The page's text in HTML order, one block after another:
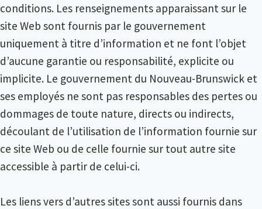
conditions. Les renseignements apparaissant sur le
site Web sont fournis par le gouvernement
uniquement à titre d’information et ne font l’objet
d’aucune garantie ou responsabilité, explicite ou
implicite. Le gouvernement du Nouveau-Brunswick et
ses employés ne sont pas responsables des pertes ou
dommages de toute nature, directs ou indirects,
découlant de l’utilisation de l’information fournie sur
ce site Web ou de celle fournie sur tout autre site
accessible à partir de celui-ci.
Les liens vers d’autres sites sont aussi fournis dans